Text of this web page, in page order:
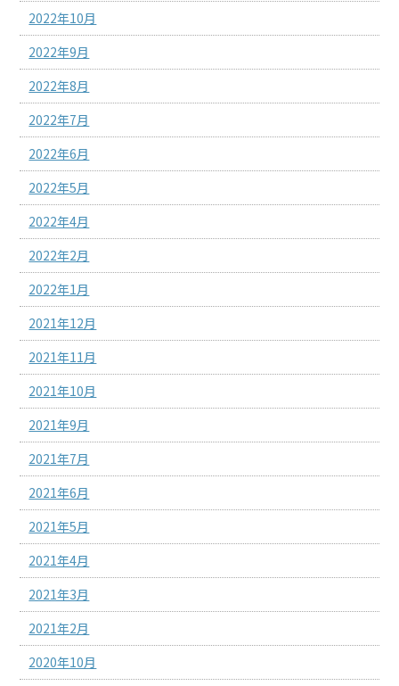
2022年10月
2022年9月
2022年8月
2022年7月
2022年6月
2022年5月
2022年4月
2022年2月
2022年1月
2021年12月
2021年11月
2021年10月
2021年9月
2021年7月
2021年6月
2021年5月
2021年4月
2021年3月
2021年2月
2020年10月